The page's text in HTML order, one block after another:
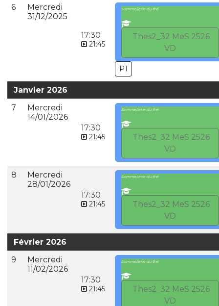
6
Mercredi
31/12/2025
17:30
21:45
Sommellerie du thé
Thes2_32 MeS 2526
VD
P1
Janvier 2026
7
Mercredi
14/01/2026
17:30
21:45
Sommellerie du thé
Thes2_32 MeS 2526
VD
8
Mercredi
28/01/2026
17:30
21:45
Sommellerie du thé
Thes2_32 MeS 2526
VD
Février 2026
9
Mercredi
11/02/2026
17:30
21:45
Sommellerie du thé
Thes2_32 MeS 2526
VD